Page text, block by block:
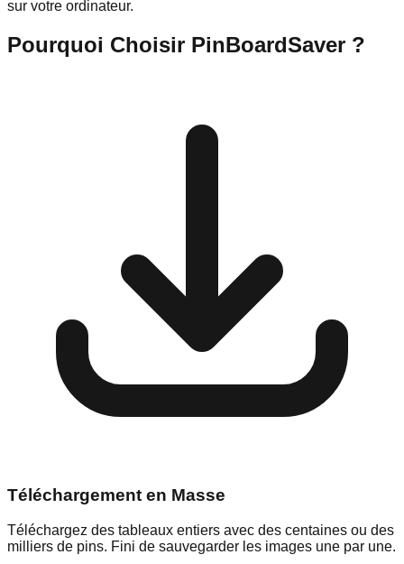
sur votre ordinateur.
Pourquoi Choisir PinBoardSaver ?
Téléchargement en Masse
Téléchargez des tableaux entiers avec des centaines ou des
milliers de pins. Fini de sauvegarder les images une par une.